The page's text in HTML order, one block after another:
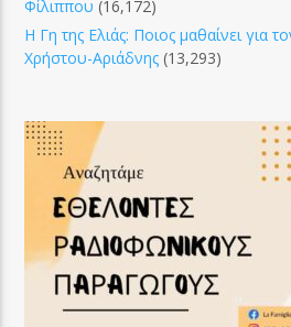
Φίλιππου (16,172)
Η Γη της Ελιάς: Ποιος μαθαίνει για
Χρήστου-Αριάδνης (13,293)